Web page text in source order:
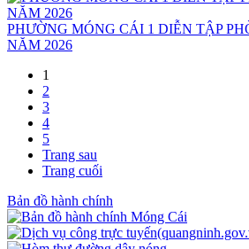
PHƯỜNG MÓNG CÁI 1 DIỄN TẬP
NĂM 2026
1
2
3
4
5
Trang sau
Trang cuối
Bản đồ hành chính